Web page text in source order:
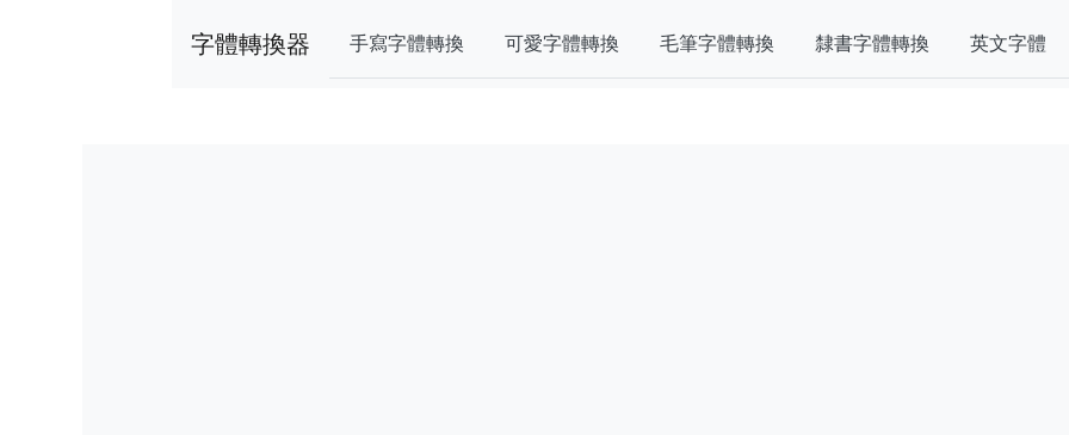
字體轉換器 手寫字體轉換 可愛字體轉換 毛筆字體轉換 隸書字體轉換 英文字體